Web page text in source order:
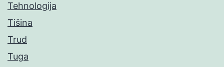
Tehnologija
Tišina
Trud
Tuga